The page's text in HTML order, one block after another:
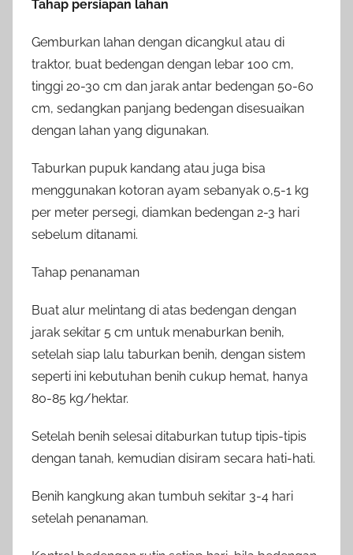
Tahap persiapan lahan
Gemburkan lahan dengan dicangkul atau di
traktor, buat bedengan dengan lebar 100 cm,
tinggi 20-30 cm dan jarak antar bedengan 50-60
cm, sedangkan panjang bedengan disesuaikan
dengan lahan yang digunakan.
Taburkan pupuk kandang atau juga bisa
menggunakan kotoran ayam sebanyak 0,5-1 kg
per meter persegi, diamkan bedengan 2-3 hari
sebelum ditanami.
Tahap penanaman
Buat alur melintang di atas bedengan dengan
jarak sekitar 5 cm untuk menaburkan benih,
setelah siap lalu taburkan benih, dengan sistem
seperti ini kebutuhan benih cukup hemat, hanya
80-85 kg/hektar.
Setelah benih selesai ditaburkan tutup tipis-tipis
dengan tanah, kemudian disiram secara hati-hati.
Benih kangkung akan tumbuh sekitar 3-4 hari
setelah penanaman.